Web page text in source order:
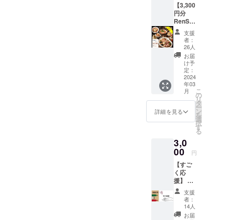
【3,300
円分
RenSa
カー
ド】 お
会計の
際に割
引券と
してご
利用い
ただけ
ます ・
複数人
のお会
計で利
の金額
以下の
場合、
次回来
店時に
繰り越
し利用
可 ・ド
リンク
のみで
支援
者：
26人
お届
け予
定：
2024
年03
月
詳細を見る
こ
の
リ
タ
ー
ン
を
選
択
す
る
3,0
00 円
【すご
く応
援】 ス
タッフ
から感
謝の気
持ちを
支援
者：
14人
お届